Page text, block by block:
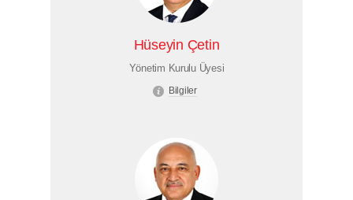
Hüseyin Çetin
Yönetim Kurulu Üyesi
Bilgiler